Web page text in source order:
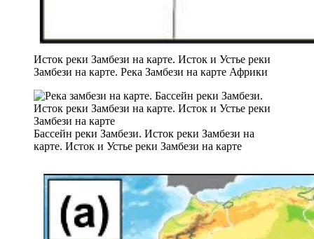
Исток реки Замбези на карте. Исток и Устье реки
Замбези на карте. Река Замбези на карте Африки
Бассейн реки Замбези. Исток реки Замбези на
карте. Исток и Устье реки Замбези на карте